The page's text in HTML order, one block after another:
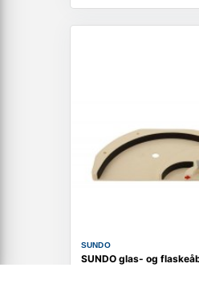
SUNDO
SUNDO glas- og